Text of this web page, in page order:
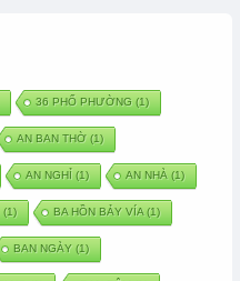
36 PHỐ PHƯỜNG (1)
AN BAN THỜ(1)
AN NGHỈ (1) AN NHÀ (1)
(1) BA HỒN BẢY VÍA(1)
BAN NGÀY (1)